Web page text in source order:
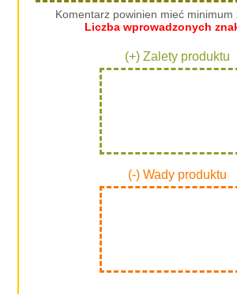
Komentarz powinien mieć minimum
Liczba wprowadzonych
(+) Zalety produktu
(-) Wady produktu